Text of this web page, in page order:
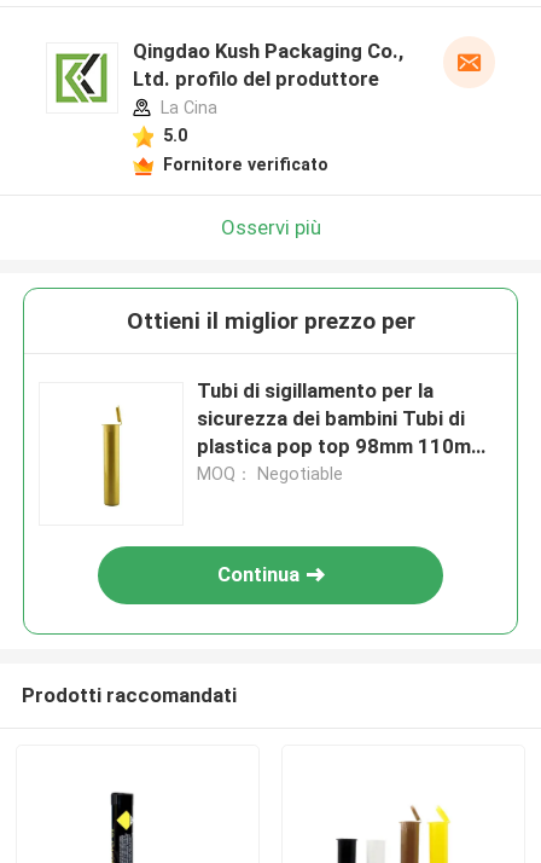
Qingdao Kush Packaging Co.,
Ltd. profilo del produttore
La Cina
5.0
Fornitore verificato
Osservi più
Ottieni il miglior prezzo per
Tubi di sigillamento per la
sicurezza dei bambini Tubi di
plastica pop top 98mm 110mm
116mm
MOQ： Negotiable
Continua
Prodotti raccomandati